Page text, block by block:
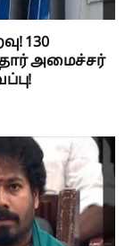
130
அமைச்சர்